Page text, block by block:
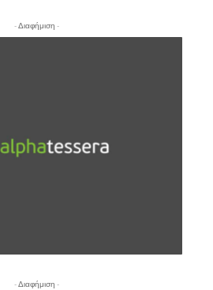
- Διαφήμιση -
- Διαφήμιση -